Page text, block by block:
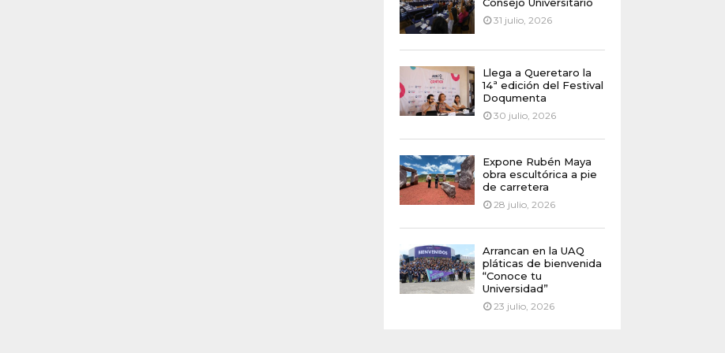
Consejo Universitario
31 julio, 2026
Llega a Queretaro la
14ª edición del Festival
Doqumenta
30 julio, 2026
Expone Rubén Maya
obra escultórica a pie
de carretera
28 julio, 2026
Arrancan en la UAQ
pláticas de bienvenida
“Conoce tu
Universidad”
23 julio, 2026